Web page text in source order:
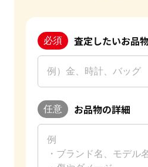
必須 査定したいお品
任意 お品物の詳細